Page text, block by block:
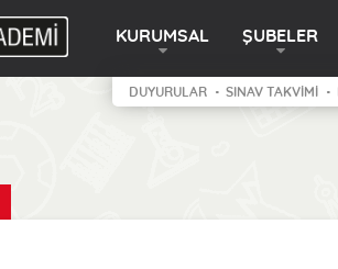
KURUMSAL ŞUBELER
DUYURULAR SINAV TAKVİMİ